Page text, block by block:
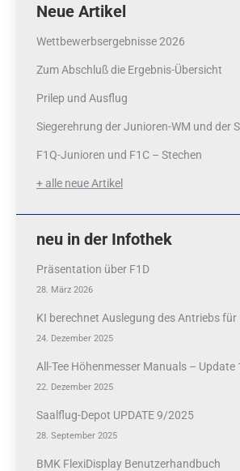
Neue Artikel
Wettbewerbsergebnisse 2026
Zum Abschluß die Ergebnis-Übersicht
Prilep und Ausflug
Siegerehrung der Junioren-WM und der
F1Q-Junioren und F1C – Stechen
+ alle neue Artikel
neu in der Infothek
Präsentation über F1D
28. März 2026
KI berechnet Auslegung des Antriebs für
24. Dezember 2025
All-Tee Höhenmesser Manuals –
22. Dezember 2025
Saalflug-Depot UPDATE 9/2025
28. September 2025
BMK FlexiDisplay Benutzerhandbuch